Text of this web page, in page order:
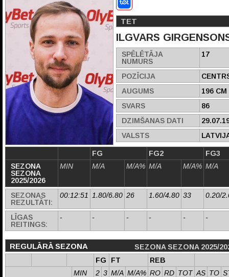
TET
ILGVARS
SPĒLĒTĀJA
NUMURS
17
POZĪCIJA
AUGUMS
196 CM
SVARS
86
DZIMŠANAS DATI
VALSTS
FG FG2
FG3
SEZONA
SEZONA
2025/2026
MIN M/A M/A% M/A M/A% M/A
SEZONAS
REZULTĀTI:
00:12:51 1.80/6.80 26 1.60/4.80 33 0.20/
LĪGAS
REITINGS:
- - - - - -
REGULĀRĀ SEZONA
SEZONA SEZONA 2025/
FG
FT
REB
MIN
2 3 M/A M/A% RO RD TOT AS TO